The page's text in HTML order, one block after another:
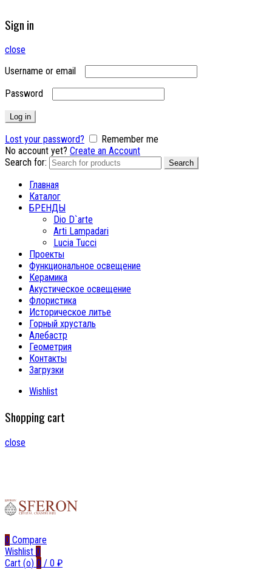
Sign in
close
Username or email
Password
Log in
Lost your password?
Remember me
No account yet? Create an Account
Search for:
Search
Главная
Каталог
БРЕНДЫ
Dio D`arte
Arti Lampadari
Lucia Tucci
Проекты
Функциональное освещение
Керамика
Акустическое освещение
Флористика
Историческое литье
Горный хрусталь
Алебастр
Геометрия
Контакты
Загрузки
Wishlist
Shopping cart
close
0 Compare
Wishlist 0
Cart (o) 0 / 0 ₽